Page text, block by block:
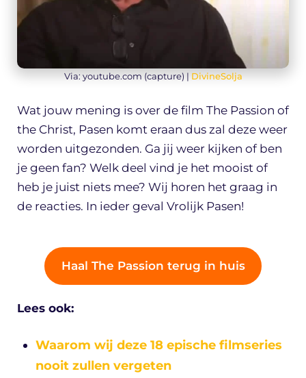
Via: youtube.com (capture) | DivineSolja
Wat jouw mening is over de film The Passion of
the Christ, Pasen komt eraan dus zal deze weer
worden uitgezonden. Ga jij weer kijken of ben
je geen fan? Welk deel vind je het mooist of
heb je juist niets mee? Wij horen het graag in
de reacties. In ieder geval Vrolijk Pasen!
Haal The Passion terug in huis
Lees ook:
Waarom wij deze 18 epische filmseries
nooit zullen vergeten